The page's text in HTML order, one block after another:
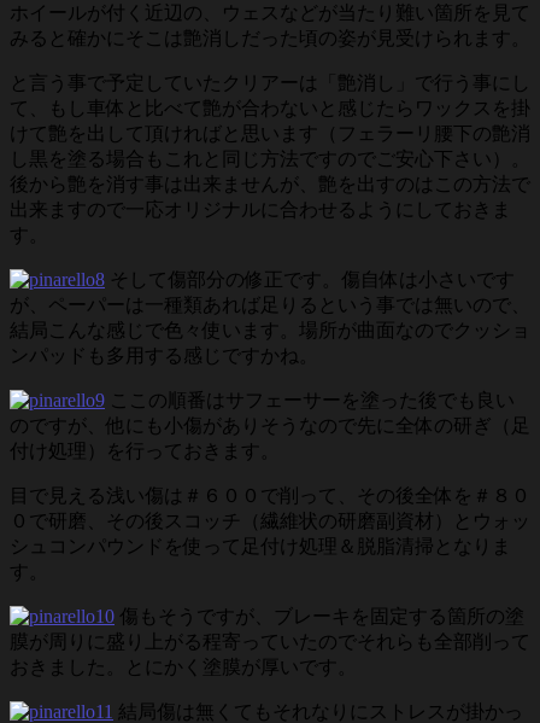
ホイールが付く近辺の、ウェスなどが当たり難い箇所を見て
みると確かにそこは艶消しだった頃の姿が見受けられます。
と言う事で予定していたクリアーは「艶消し」で行う事にし
て、もし車体と比べて艶が合わないと感じたらワックスを掛
けて艶を出して頂ければと思います（フェラーリ腰下の艶消
し黒を塗る場合もこれと同じ方法ですのでご安心下さい）。
後から艶を消す事は出来ませんが、艶を出すのはこの方法で
出来ますので一応オリジナルに合わせるようにしておきま
す。
そして傷部分の修正です。傷自体は小さいです
が、ペーパーは一種類あれば足りるという事では無いので、
結局こんな感じで色々使います。場所が曲面なのでクッショ
ンパッドも多用する感じですかね。
ここの順番はサフェーサーを塗った後でも良い
のですが、他にも小傷がありそうなので先に全体の研ぎ（足
付け処理）を行っておきます。
目で見える浅い傷は＃６００で削って、その後全体を＃８０
０で研磨、その後スコッチ（繊維状の研磨副資材）とウォッ
シュコンパウンドを使って足付け処理＆脱脂清掃となりま
す。
傷もそうですが、ブレーキを固定する箇所の塗
膜が周りに盛り上がる程寄っていたのでそれらも全部削って
おきました。とにかく塗膜が厚いです。
結局傷は無くてもそれなりにストレスが掛かっ